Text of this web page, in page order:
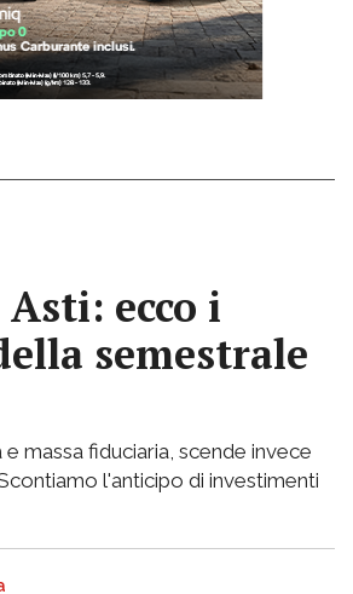
ecco i
semestrale
massa fiduciaria, scende invece
l'anticipo di investimenti